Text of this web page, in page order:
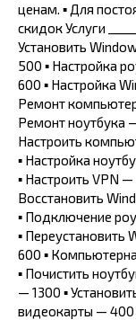
ценам. ▪ Для
скидок Услуги
Установить
500 ▪ Настройка
600 ▪ Настройка
Ремонт
Ремонт ноутбука
Настроить
▪ Настройка
▪ Настроить VPN
Восстановить
▪ Подключение
▪ Переустановить
600 ▪
▪ Почистить
— 1300 ▪
видеокарты — 400